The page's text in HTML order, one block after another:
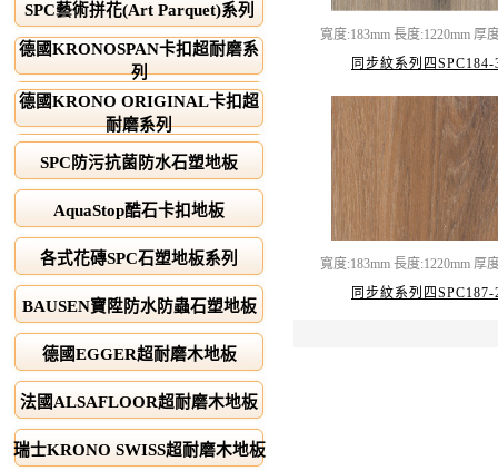
SPC藝術拼花(Art Parquet)系列
德國KRONOSPAN卡扣超耐磨系
列
德國KRONO ORIGINAL卡扣超
耐磨系列
SPC防污抗菌防水石塑地板
AquaStop酷石卡扣地板
各式花磚SPC石塑地板系列
BAUSEN寶陞防水防蟲石塑地板
德國EGGER超耐磨木地板
法國ALSAFLOOR超耐磨木地板
瑞士KRONO SWISS超耐磨木地板
寬度:183mm 長度:1220mm 厚
同步紋系列四SPC184-
寬度:183mm 長度:1220mm 厚
同步紋系列四SPC187-